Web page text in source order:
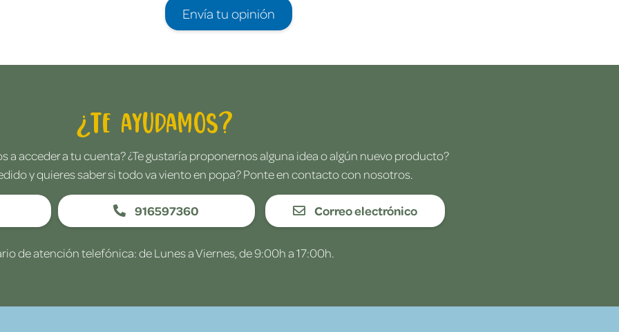
Envía tu opinión
¿Te ayudamos?
a acceder a tu cuenta? ¿Te gustaría proponernos alguna idea o algún nuevo producto?
y quieres saber si todo va viento en popa? Ponte en contacto con nosotros.
916597360 Correo electrónico
de atención telefónica: de Lunes a Viernes, de 9:00h a 17:00h.